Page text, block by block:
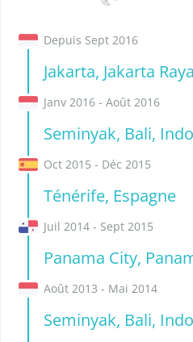
Depuis Sept 2016
Jakarta, Jakarta
Janv 2016 - Août 2016
Seminyak, Bali,
Oct 2015 - Déc 2015
Ténérife, Espagne
Juil 2014 - Sept 2015
Panama City,
Août 2013 - Mai 2014
Seminyak, Bali,